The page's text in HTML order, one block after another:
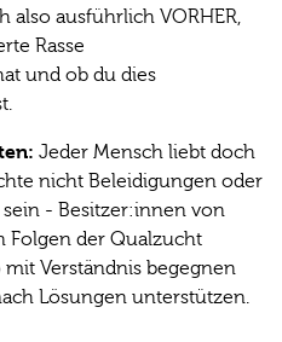
also ausführlich VORHER,
Rasse
und ob du dies
Jeder Mensch liebt doch
nicht Beleidigungen oder
- Besitzer:innen von
Folgen der Qualzucht
Verständnis begegnen
Lösungen unterstützen.